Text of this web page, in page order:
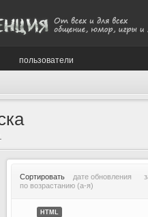
пользователи
Сортировать дате обновления
по возрастанию (а-я)
HTML